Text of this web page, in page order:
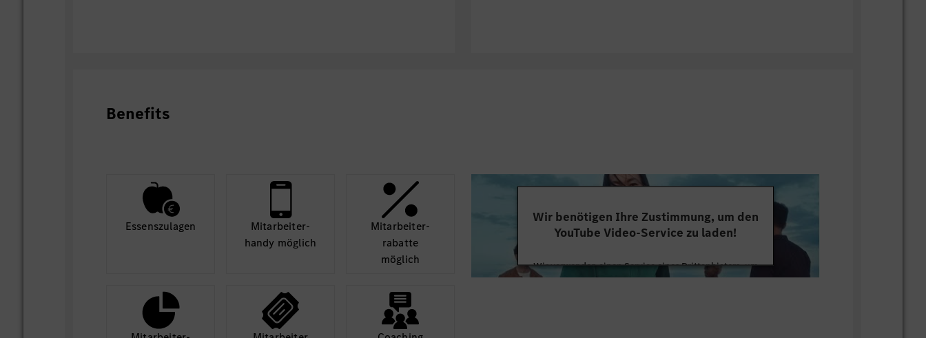
Benefits
Essens­zulagen
Mit­arbeiter­
handy möglich
Mit­arbeiter­
rabatte
möglich
Wir benötigen Ihre Zustimmung, um den
YouTube Video-Service zu laden!
Wir verwenden einen Service eines Drittanbieters, um
Videoinhalte einzubetten. Dieser Service kann Daten zu